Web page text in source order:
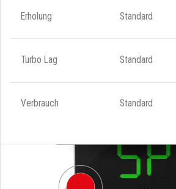
Erholung Standard
Turbo Lag Standard
Verbrauch Standard